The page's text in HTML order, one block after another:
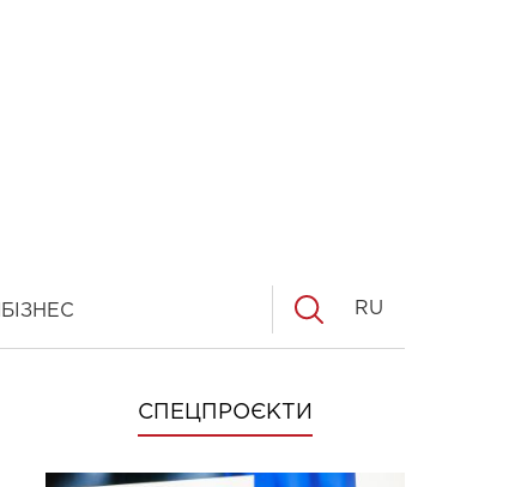
БІЗНЕС RU
СПЕЦПРОЄКТИ